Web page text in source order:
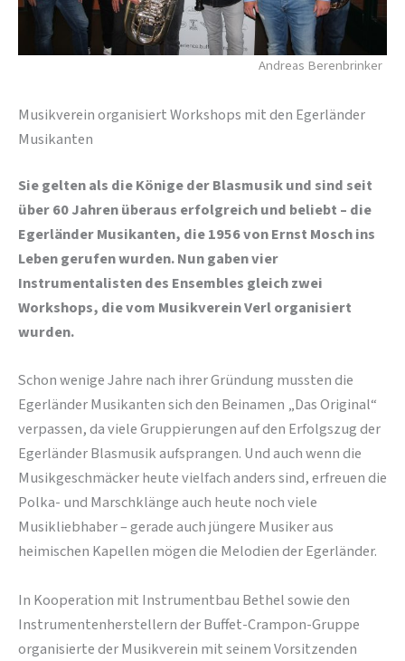
Andreas Berenbrinker
Musikverein organisiert Workshops mit den Egerländer
Musikanten
Sie gelten als die Könige der Blasmusik und sind seit
über 60 Jahren überaus erfolgreich und beliebt – die
Egerländer Musikanten, die 1956 von Ernst Mosch ins
Leben gerufen wurden. Nun gaben vier
Instrumentalisten des Ensembles gleich zwei
Workshops, die vom Musikverein Verl organisiert
wurden.
Schon wenige Jahre nach ihrer Gründung mussten die
Egerländer Musikanten sich den Beinamen „Das Original“
verpassen, da viele Gruppierungen auf den Erfolgszug der
Egerländer Blasmusik aufsprangen. Und auch wenn die
Musikgeschmäcker heute vielfach anders sind, erfreuen die
Polka- und Marschklänge auch heute noch viele
Musikliebhaber – gerade auch jüngere Musiker aus
heimischen Kapellen mögen die Melodien der Egerländer.
In Kooperation mit Instrumentbau Bethel sowie den
Instrumentenherstellern der Buffet-Crampon-Gruppe
organisierte der Musikverein mit seinem Vorsitzenden